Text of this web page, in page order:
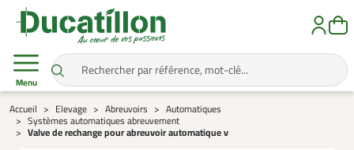
Menu
Accueil Elevage Abreuvoirs
Automatiques
Systèmes automatiques abreuvement
Valve de rechange pour abreuvoir automatique v